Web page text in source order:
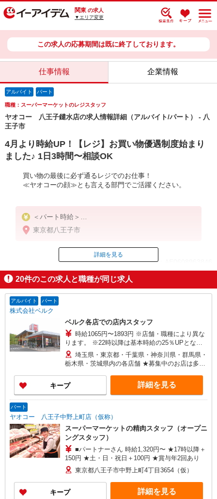
関東 の求人
▼エリア変更
この求人の応募期間は既に終了しております。
仕事情報 企業情報
アルバイト パート
職種：スーパーマーケットのレジスタッフ
ヤオコー 八王子鑓水店の求人情報詳細（アルバイト/パート） - 八
王子市
4月より時給UP！【レジ】お買い物優遇制度始まり
ました♪ 1日3時間〜相談OK
買い物の最後に必ず通るレジでのお仕事！
≪ヤオコーの顔≫とも言える部門でご活躍ください。
＜パート時給＞
時給1,320円〜1,470円（曜日・時間帯による）
9時迄：時給1420円〜
16時以降：時給1470円〜
★土曜＋100円
★日・祝＋100円
※アルバイトさんの時給や募集内容はお問い合わせ
ください
東京都八王子市
ID：AE0608963846
掲載期間終了
詳細を見る
20件のこの求人と職種が同じ求人
アルバイト パート
株式会社ベルク
ベルク各店での店内スタッフ
時給1065円〜1893円 ※店舗・職種により異な
ります。 ※22時以降は基本時給の25％UPとなり
ます。 ＜パートのみ＞ ★朝9時までは基本時給＋
100円、17時以降は基本時給＋150円となります。
★日・祝日は全時間帯で時給＋100円となります。
★店舗により鮮魚手当・レジ手当があります。
埼玉県・東京都・千葉県・神奈川県・群馬県・
栃木県・茨城県内の各店舗 ★募集中のお店は多数
もございます。 ＜埼玉県＞ さいたま市、川口市、
戸田市、新座市、 八潮市、越谷市、所沢市、富士
見市、三芳町、ふじみ野市、狭山市、川越市、入
市、上尾市、北本市、坂戸市、鶴ヶ島市、毛呂山
町、東松山市、鴻巣市、行田市、 羽生市、加須
市、熊谷市、深谷市、本庄市、上里町、秩父市、
三郷市、寄居町、和光市、白岡市 ＜東京都＞ 江戸
川区、足立区、町田市、八王子市、青梅市、東大
和市、葛飾区、練馬区 ＜神奈川県＞ 横浜市鶴見
区、横浜市都筑区、座間市、伊勢原市、相模原市
市、流山市、野田市、柏市、八千代市、習志野
市、千葉市中央区、鎌ケ谷市、印西市、佐倉市、
キープ 詳細を見る
パート
ヤオコー 八王子中野上町店（仮称）
スーパーマーケットの精肉スタッフ（オープニ
ングスタッフ）
■パートナーさん 時給1,320円〜 ★17時以降＋
150円 ★土・日・祝日＋100円 ★賞与年2回あり
東京都八王子市中野上町4丁目3654（仮）
キープ 詳細を見る